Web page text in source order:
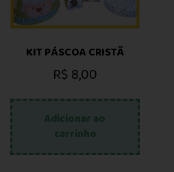
KIT PÁSCOA CRISTÃ
R$8,00
Adicionar ao
carrinho